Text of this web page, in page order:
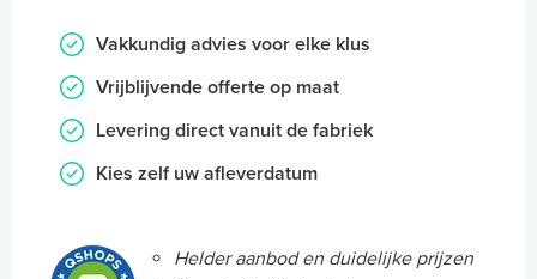
Vakkundig advies voor elke klus
Vrijblijvende offerte op maat
Levering direct vanuit de fabriek
Kies zelf uw afleverdatum
Helder aanbod en duidelijke prijzen